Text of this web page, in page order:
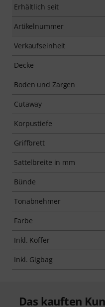
Erhältlich seit
Artikelnummer
Verkaufseinheit
Decke
Boden und Zargen
Cutaway
Korpustiefe
Griffbrett
Sattelbreite in mm
Bünde
Tonabnehmer
Farbe
Inkl. Koffer
Inkl. Gigbag
Das kauften